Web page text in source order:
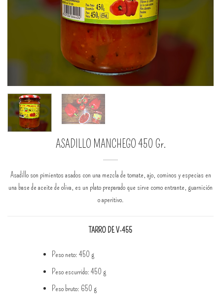
ASADILLO MANCHEGO 450 Gr.
Asadillo son pimientos asados con una mezcla de tomate, ajo, cominos y especias en
una base de aceite de oliva, es un plato preparado que sirve como entrante, guarnición
o aperitivo.
TARRO DE V-455
Peso neto: 450 g
Peso escurrido: 450 g
Peso bruto: 650 g